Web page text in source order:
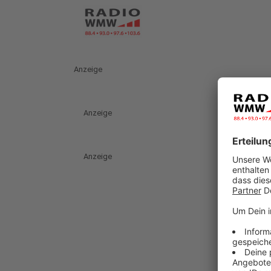
Anzeige
Anzeige
Anzeige